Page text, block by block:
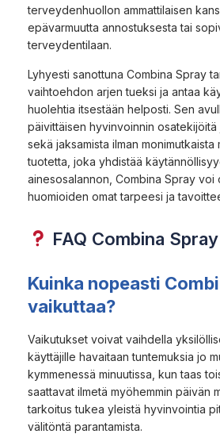
terveydenhuollon ammattilaisen
epävarmuutta annostuksesta tai
terveydentilaan.
Lyhyesti sanottuna Combina Spray
vaihtoehdon arjen tueksi ja antaa
huolehtia itsestään helposti. Sen
päivittäisen hyvinvoinnin
sekä jaksamista ilman
tuotetta, joka yhdistää
ainesosalannon, Combina Spray voi
huomioiden omat tarpeesi ja
FAQ Combina Spray
Kuinka nopeasti
vaikuttaa?
Vaikutukset voivat vaihdella
käyttäjille havaitaan tuntemuksia jo
kymmenessä minuutissa, kun taas
saattavat ilmetä myöhemmin päivän
tarkoitus tukea yleistä hyvinvointia
välitöntä parantamista.